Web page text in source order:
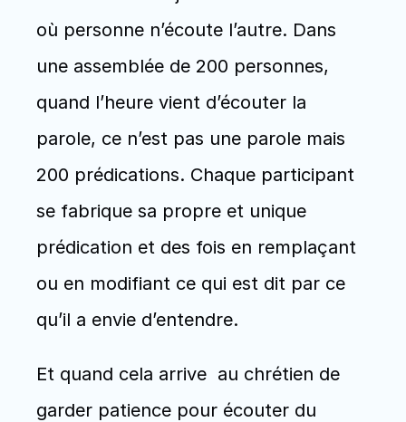
où personne n’écoute l’autre. Dans
une assemblée de 200 personnes,
quand l’heure vient d’écouter la
parole, ce n’est pas une parole mais
200 prédications. Chaque participant
se fabrique sa propre et unique
prédication et des fois en remplaçant
ou en modifiant ce qui est dit par ce
qu’il a envie d’entendre.
Et quand cela arrive  au chrétien de
garder patience pour écouter du